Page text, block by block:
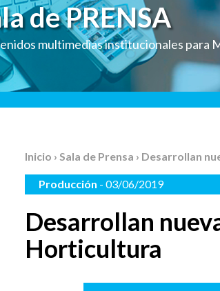
de PRENSA
multimedias institucionales para
Inicio › Sala de Prensa › Desarrollan
Producción - 03/06/2019
Desarrollan
Horticultura